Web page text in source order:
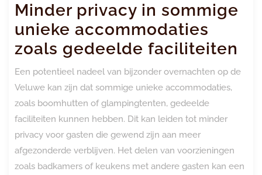
Minder privacy in sommige
unieke accommodaties
zoals gedeelde faciliteiten
Een potentieel nadeel van bijzonder overnachten op de
Veluwe kan zijn dat sommige unieke accommodaties,
zoals boomhutten of glampingtenten, gedeelde
faciliteiten kunnen hebben. Dit kan leiden tot minder
privacy voor gasten die gewend zijn aan meer
afgezonderde verblijven. Het delen van voorzieningen
zoals badkamers of keukens met andere gasten kan een